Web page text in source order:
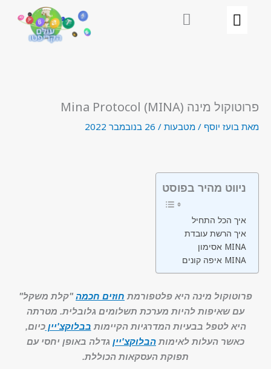
פרוטוקול מינה (MINA) Mina Protocol
מאת בועז יוסף / מטבעות / 26 בנובמבר 2022
ניווט מהיר בפוסט
איך הכל התחיל
איך הרשת עובדת
אסימון MINA
איפה קונים MINA
פרוטוקול מינה היא פלטפורמת חוזים חכמה "קלת משקל"
עם שאיפות להיות מערכת תשלומים גלובלית. מטרתה
היא לטפל בבעיות המדרגיות הקיימות בבלוקצ'ייןכיום,
כאשר העלות לאימותהבלוקצ'יין גדלה באופן יחסי עם
תפוקת העסקאות הכוללת.